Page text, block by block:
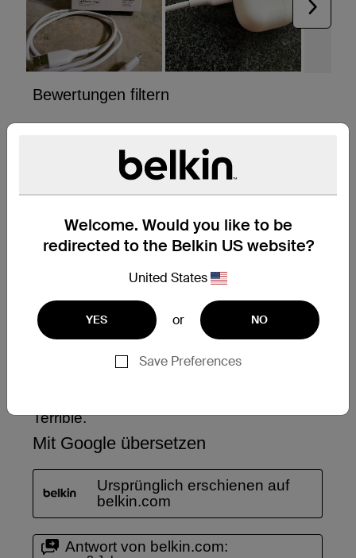
Welcome. Would you like to be
redirected to the Belkin US website?
United States
YES or NO
Save Preferences